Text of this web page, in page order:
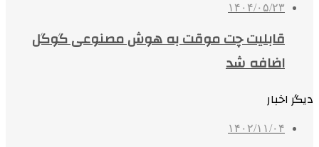
۱۴۰۴/۰۵/۲۳
قابلیت چت موقت به هوش مصنوعی گوگل
اضافه شد
دیگر اخبار
۱۴۰۲/۱۱/۰۴